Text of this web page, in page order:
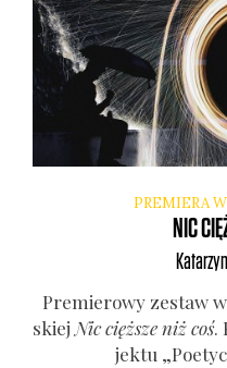
PREMIERA
NIC
Pre­mie­ro­wy zestaw
skiej Nic cięż­sze niż coś.
jek­tu